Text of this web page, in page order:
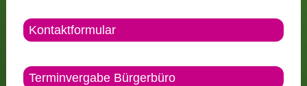
Kontaktformular
Terminvergabe Bürgerbüro